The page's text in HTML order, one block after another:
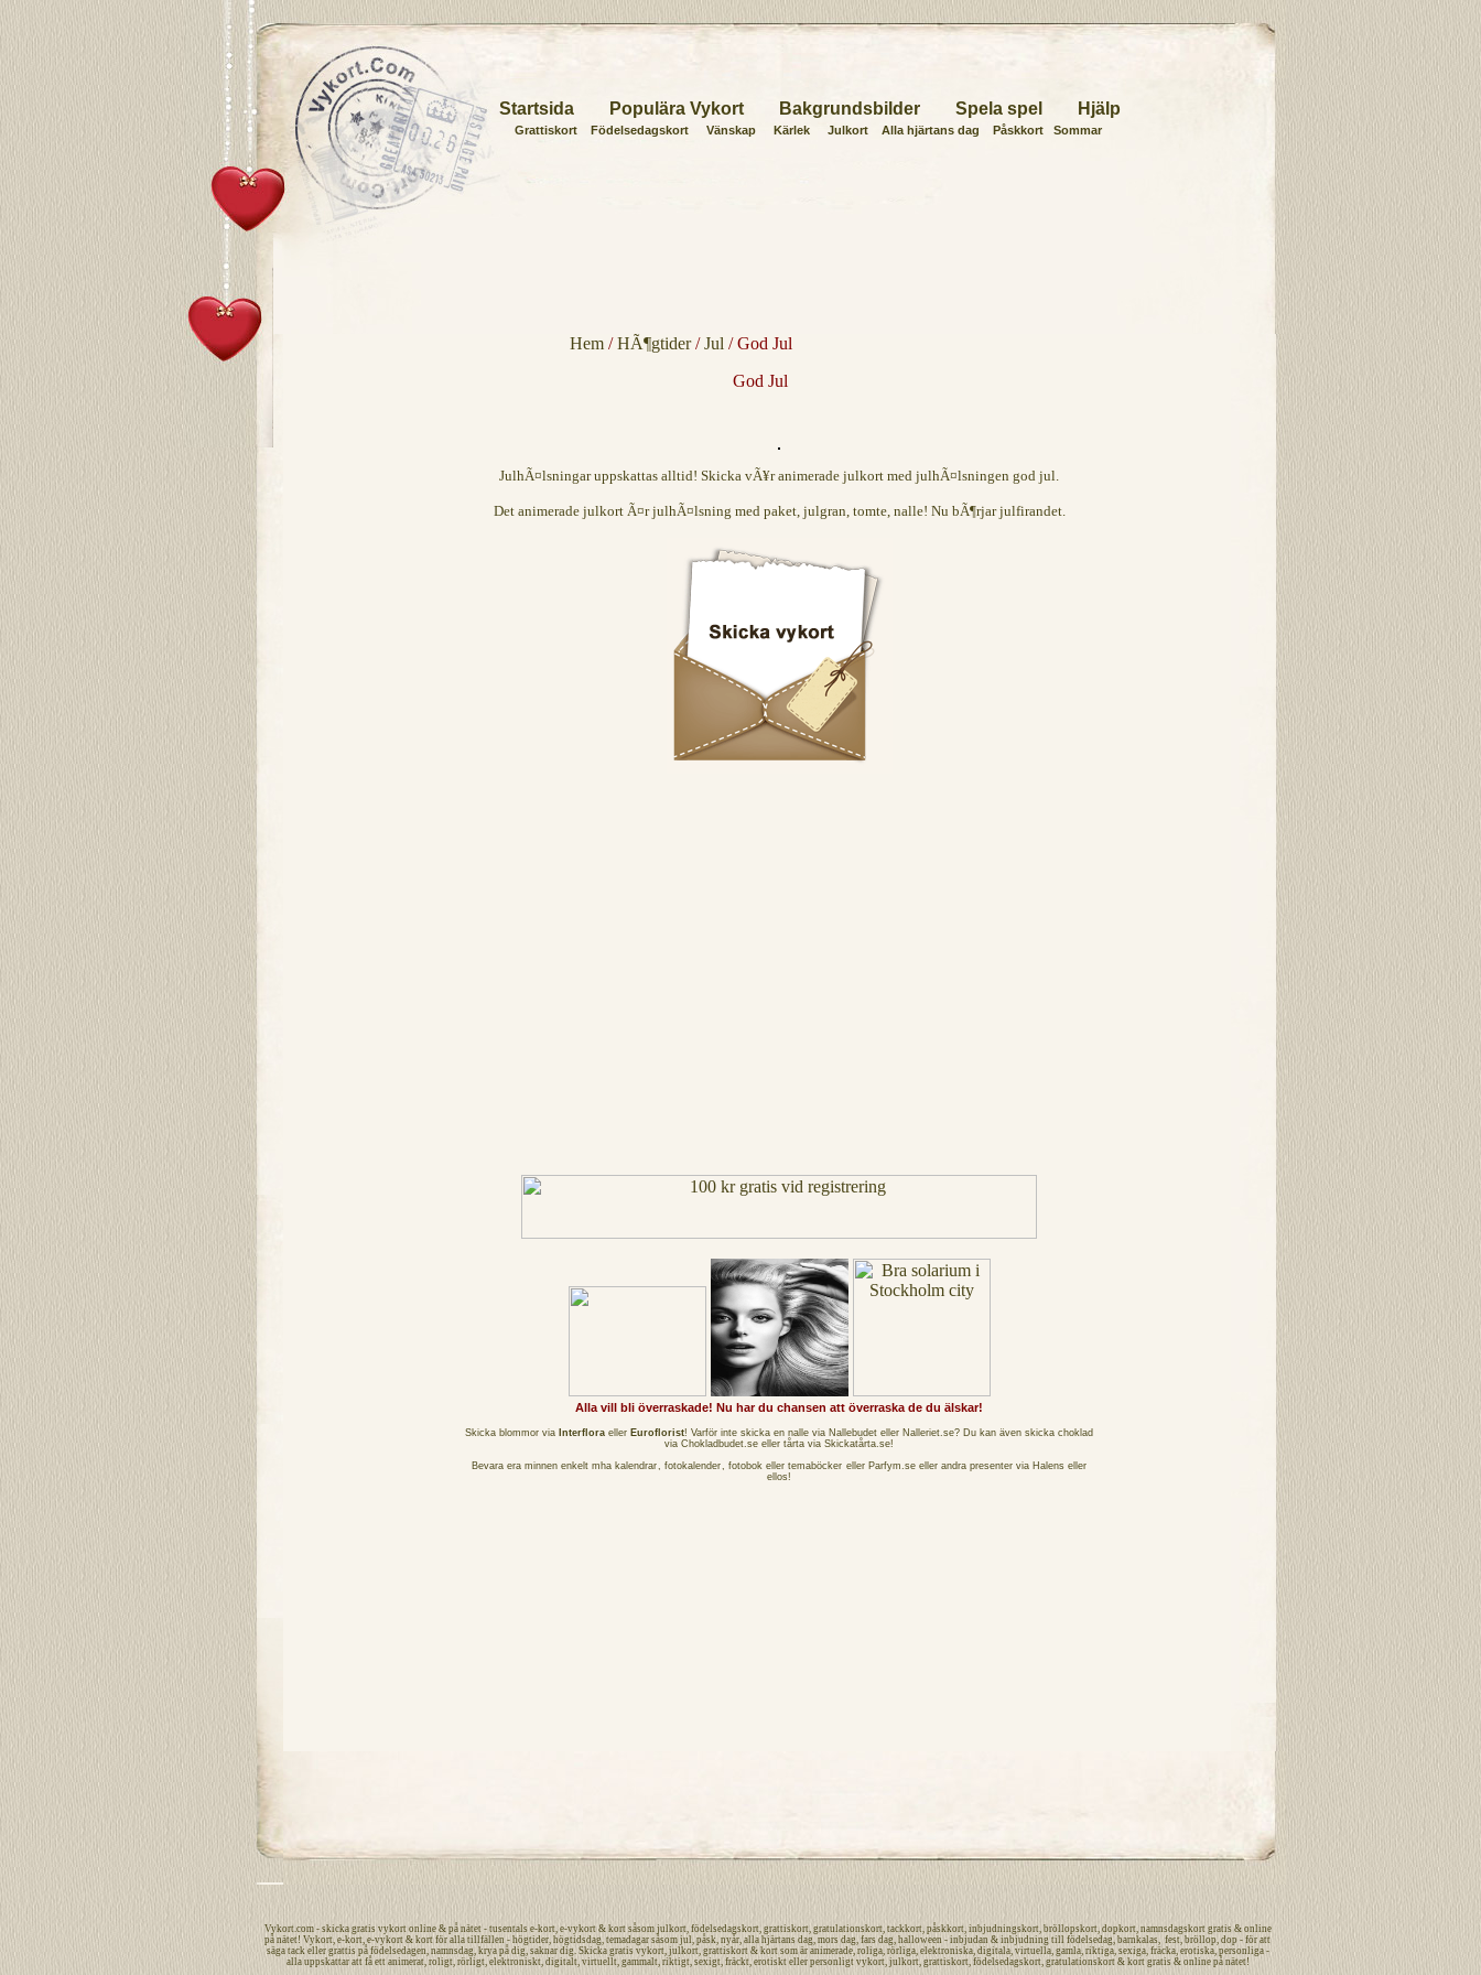
Startsida Populära Vykort Bakgrundsbilder Spela spel Hjälp
Grattiskort Födelsedagskort Vänskap Kärlek Julkort Alla hjärtans dag Påskkort Sommar
Hem/HÃ¶gtider/Jul / God Jul
God Jul
JulhÃ¤lsningar uppskattas alltid! Skicka vÃ¥r animerade julkort med julhÃ¤lsningen god jul.
Det animerade julkort Ã¤r julhÃ¤lsning med paket, julgran, tomte, nalle! Nu bÃ¶rjar julfirandet.
Alla vill bli överraskade! Nu har du chansen att överraska de du älskar!
Skicka blommor via Interflora eller Euroflorist! Varför inte skicka en nalle via Nallebudet eller Nalleriet.se? Du kan även skicka choklad
via Chokladbudet.se eller tårta via Skickatårta.se!
Bevara era minnen enkelt mha kalendrar, fotokalender, fotobok eller temaböcker eller Parfym.se eller andra presenter via Halens eller
ellos!
Vykort.com- skicka gratis vykort online& på nätet- tusentals e-kort, e-vykort& kortsåsom julkort, födelsedagskort, grattiskort, gratulationskort, tackkort, påskkort, inbjudningskort, bröllopskort, dopkort, namnsdagskort gratis& online
på nätet! Vykort, e-kort, e-vykort & kortför alla tillfällen - högtider, högtidsdag, temadagar såsom jul, påsk, nyår, alla hjärtans dag, mors dag, fars dag, halloween - inbjudan & inbjudning till födelsedag, barnkalas, fest, bröllop, dop - för att
säga tackellergrattispå födelsedagen, namnsdag, krya på dig, saknar dig. Skicka gratis vykort, julkort, grattiskort& kortsom är animerade, roliga, rörliga, elektroniska, digitala, virtuella, gamla, riktiga, sexiga, fräcka, erotiska,personliga-
alla uppskattar att få ett animerat, roligt, rörligt, elektroniskt, digitalt, virtuellt, gammalt,riktigt, sexigt, fräckt, erotiskteller personligt vykort, julkort, grattiskort, födelsedagskort, gratulationskort& kort gratis & online på nätet!